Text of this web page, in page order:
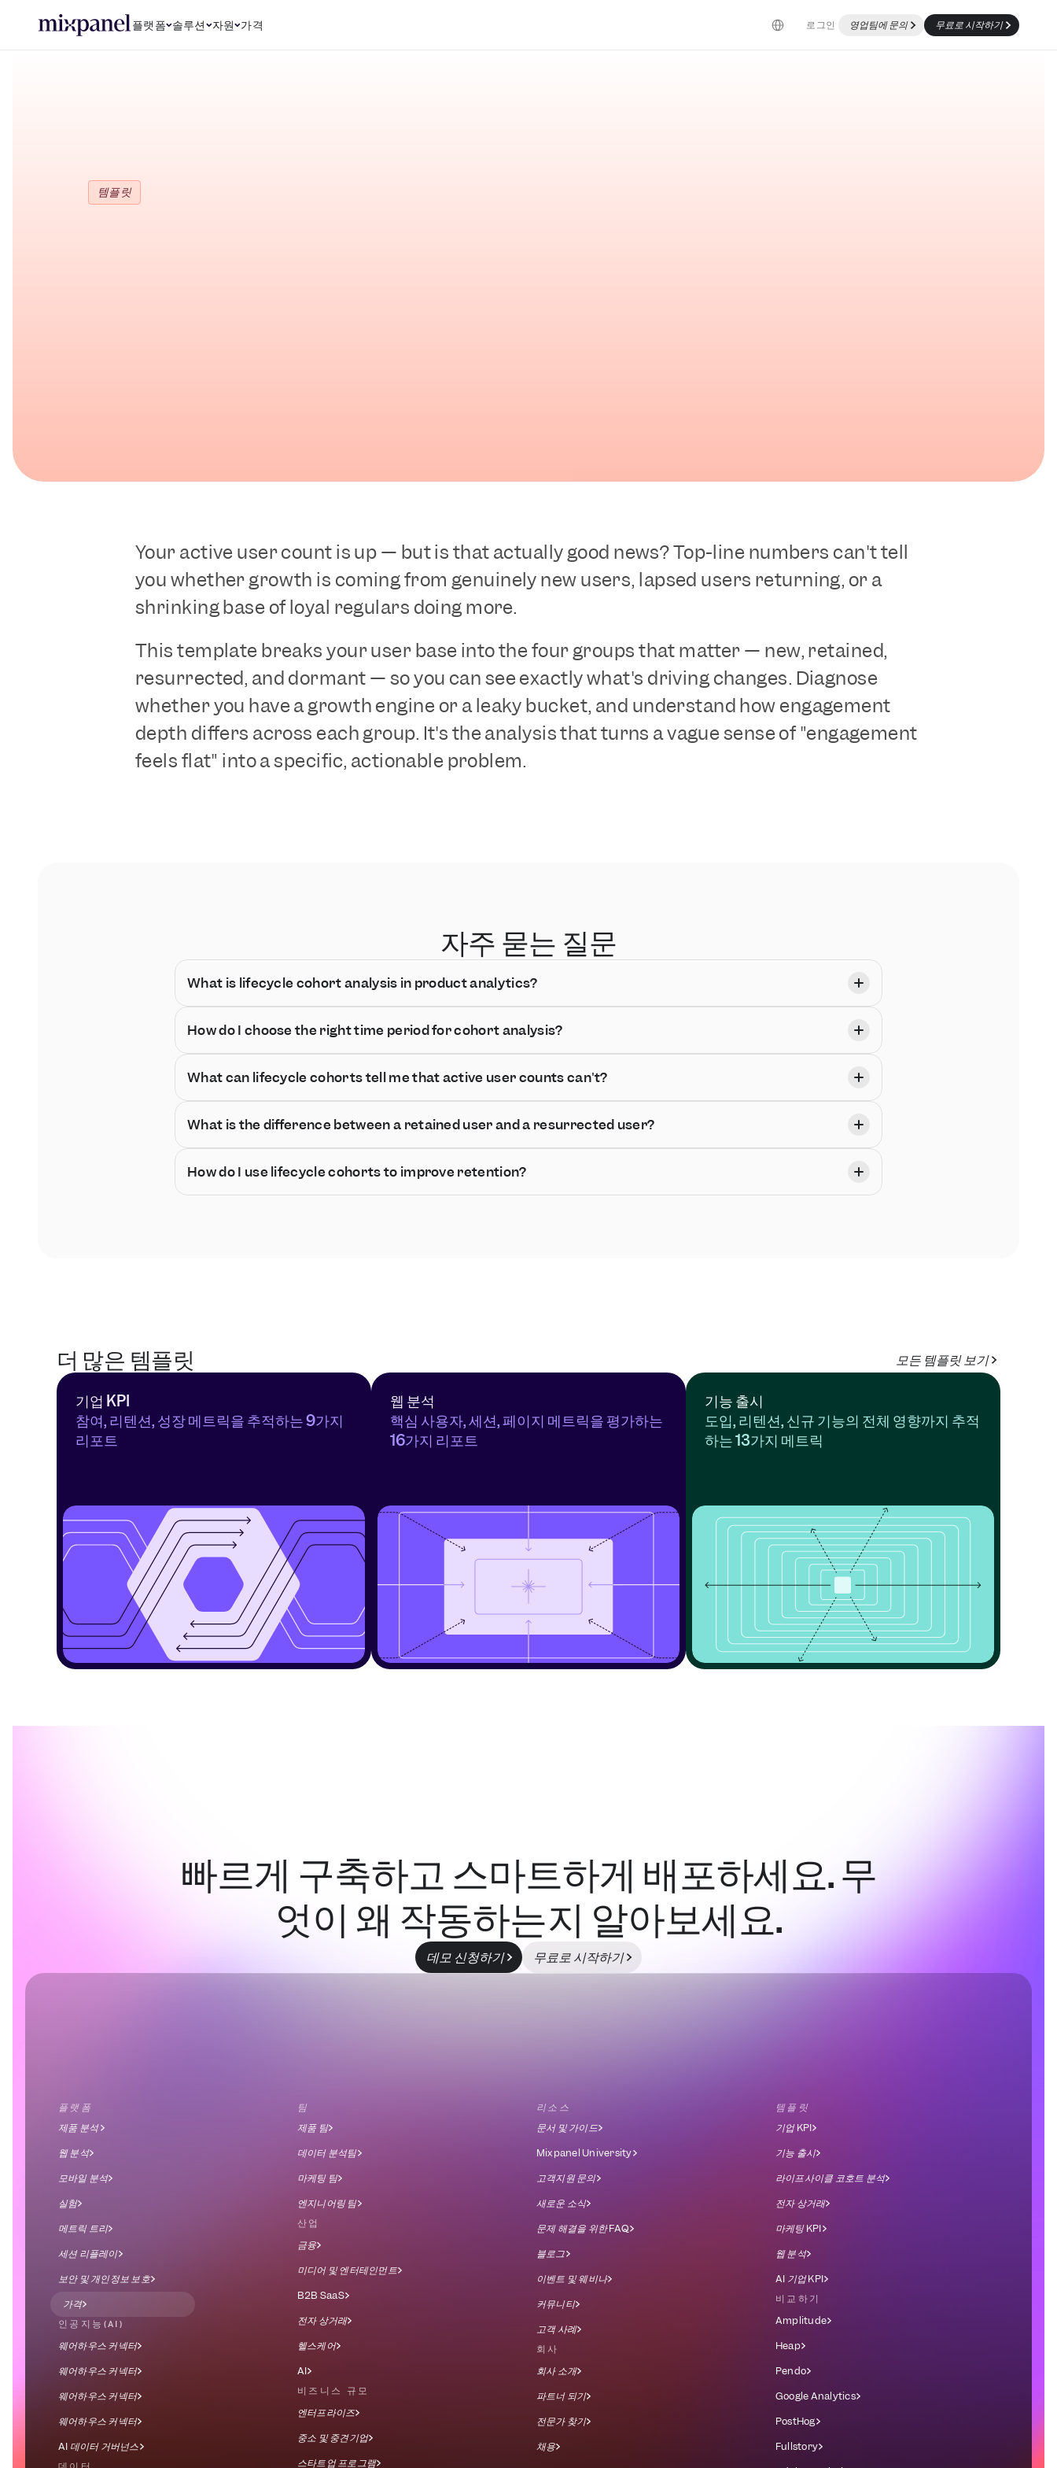
플랫폼 솔루션 자원 가격 Select Language
로그인 영업팀에 문의 무료로 시작하기
템플릿
Your active user count is up — but is that actually good news? Top-line numbers can't tell
you whether growth is coming from genuinely new users, lapsed users returning, or a
shrinking base of loyal regulars doing more.
This template breaks your user base into the four groups that matter — new, retained,
resurrected, and dormant — so you can see exactly what's driving changes. Diagnose
whether you have a growth engine or a leaky bucket, and understand how engagement
depth differs across each group. It's the analysis that turns a vague sense of "engagement
feels flat" into a specific, actionable problem.
자주 묻는 질문
What is lifecycle cohort analysis in product analytics?
How do I choose the right time period for cohort analysis?
What can lifecycle cohorts tell me that active user counts can't?
What is the difference between a retained user and a resurrected user?
How do I use lifecycle cohorts to improve retention?
더 많은 템플릿 모든 템플릿 보기
기업 KPI
참여, 리텐션, 성장 메트릭을 추적하는 9가지
리포트
웹 분석
핵심 사용자, 세션, 페이지 메트릭을 평가하는
16가지 리포트
기능 출시
도입, 리텐션, 신규 기능의 전체 영향까지 추적
하는 13가지 메트릭
빠르게 구축하고 스마트하게 배포하세요. 무
엇이 왜 작동하는지 알아보세요.
무료로 시작하기
데모 신청하기
플랫폼
제품 분석
웹 분석
모바일 분석
실험
메트릭 트리
세션 리플레이
보안 및 개인정보 보호
가격
인공지능(AI)
웨어하우스 커넥터
웨어하우스 커넥터
웨어하우스 커넥터
웨어하우스 커넥터
AI 데이터 거버넌스
팀
제품 팀
데이터 분석팀
마케팅 팀
엔지니어링 팀
산업
금융
미디어 및 엔터테인먼트
B2B SaaS
전자 상거래
헬스케어
AI
비즈니스 규모
엔터프라이즈
중소 및 중견기업
스타트업 프로그램
리소스
문서 및 가이드
Mixpanel University
고객지원 문의
새로운 소식
문제 해결을 위한 FAQ
블로그
이벤트 및 웨비나
커뮤니티
고객 사례
회사
회사 소개
파트너 되기
전문가 찾기
채용
템플릿
기업 KPI
기능 출시
라이프사이클 코호트 분석
전자 상거래
마케팅 KPI
웹 분석
AI 기업 KPI
비교하기
Amplitude
Heap
Pendo
Google Analytics
PostHog
Fullstory